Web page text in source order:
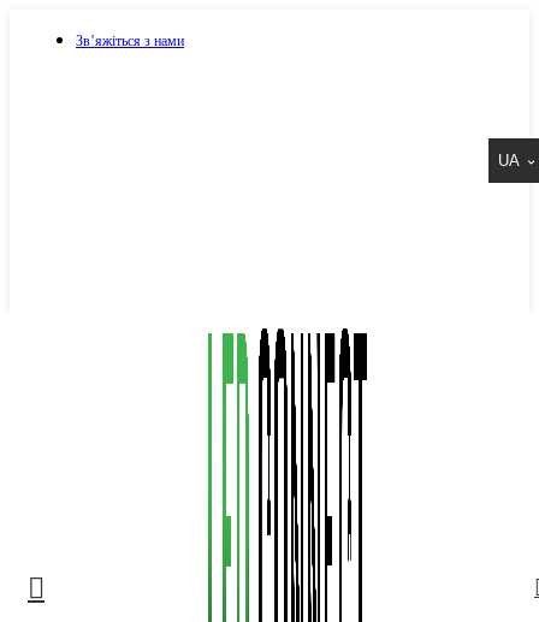
Зв’яжіться з нами
UA